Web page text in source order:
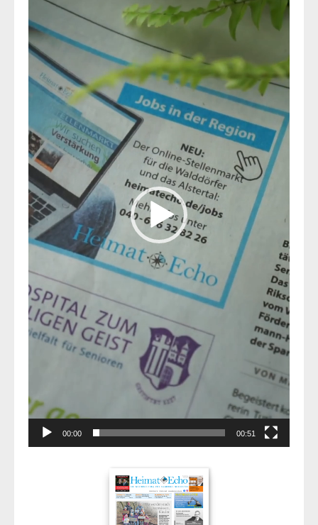
Player
00:00 00:51